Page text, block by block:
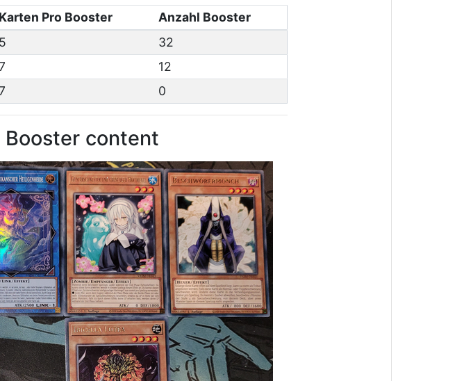
Karten Pro Booster
Anzahl Booster
5
32
12
0
content